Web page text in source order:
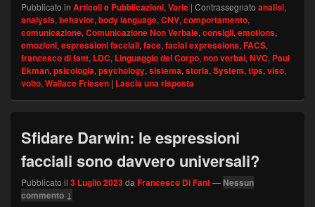
Pubblicato in Articoli e Pubblicazioni,Varie | Contrassegnato analisi,
analysis,behavior,body language,CNV,comportamento,
comunicazione,Comunicazione Non Verbale,consigli,emotions,
emozioni,espressioni facciali,face,facial expressions,FACS,
francesco di fant, LDC, Linguaggio del Corpo,non verbal,NVC, Paul
Ekman,psicologia,psychology,sistema,storia,System,tips,viso,
volto,Wallace Friesen | Lascia una risposta
Sfidare Darwin: le espressioni
facciali sono davvero universali?
Pubblicato il 3 Luglio 2023daFrancesco Di Fant— Nessun
commento ↓